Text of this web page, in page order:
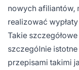
nowych
realizować
Takie
szczególnie
przepisami takimi